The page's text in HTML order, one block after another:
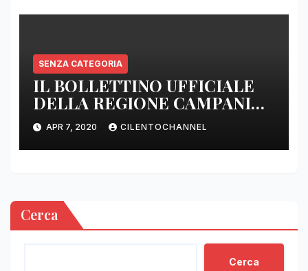
SENZA CATEGORIA
IL BOLLETTINO UFFICIALE
DELLA REGIONE CAMPANIA
DELLE ORE 22.00
APR 7, 2020 CILENTOCHANNEL
Cerca
Cerca